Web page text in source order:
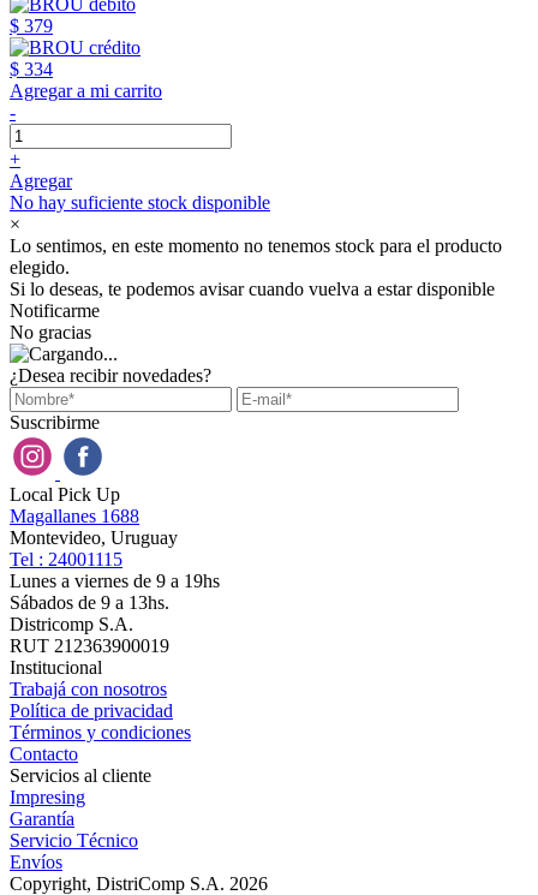
$ 379
$ 334
Agregar a mi carrito
-
+
Agregar
No hay suficiente stock disponible
×
Lo sentimos, en este momento no tenemos stock para el producto
elegido.
Si lo deseas, te podemos avisar cuando vuelva a estar disponible
Notificarme
No gracias
¿Desea recibir novedades?
Suscribirme
Local Pick Up
Magallanes 1688
Montevideo, Uruguay
Tel : 24001115
Lunes a viernes de 9 a 19hs
Sábados de 9 a 13hs.
Districomp S.A.
RUT 212363900019
Institucional
Trabajá con nosotros
Política de privacidad
Términos y condiciones
Contacto
Servicios al cliente
Impresing
Garantía
Servicio Técnico
Envíos
Copyright, DistriComp S.A. 2026